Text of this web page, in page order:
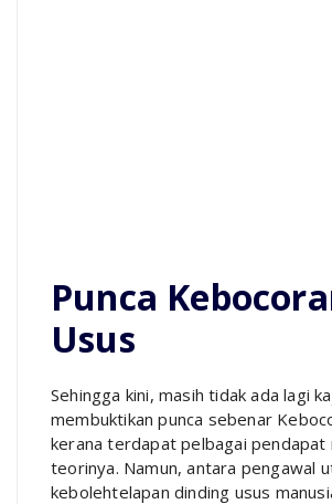
Punca
Usus
Sehingga kini, masih tidak ada lagi
membuktikan punca sebenar
kerana terdapat pelbagai pendapat
teorinya. Namun, antara pengawal
kebolehtelapan dinding usus